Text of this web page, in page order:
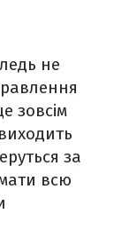
не
зовсім
за
всю